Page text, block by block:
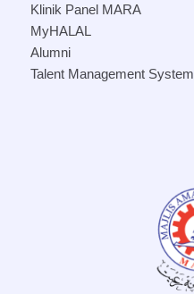
Klinik Panel MARA
MyHALAL
Alumni
Talent Management System